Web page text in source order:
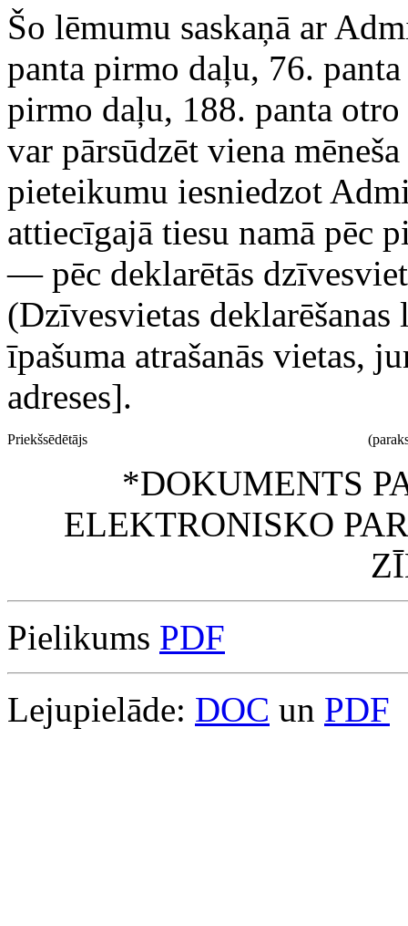
Šo lēmumu saskaņā ar
panta pirmo daļu, 76.
pirmo daļu, 188. panta
var pārsūdzēt viena
pieteikumu iesniedzot
attiecīgajā tiesu namā pēc
— pēc deklarētās
(Dzīvesvietas
īpašuma atrašanās vietas,
adreses].
Priekšsēdētājs
*DOKUMENTS
ELEKTRONISKO
Pielikums PDF
Lejupielāde: DOC un PDF